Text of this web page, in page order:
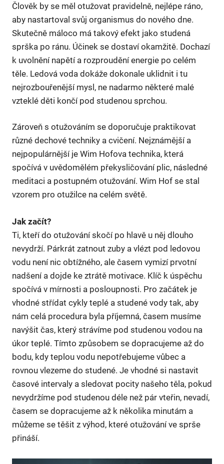
Člověk by se měl otužovat pravidelně, nejlépe ráno,
aby nastartoval svůj organismus do nového dne.
Skutečně máloco má takový efekt jako studená
sprška po ránu. Účinek se dostaví okamžitě. Dochazí
k uvolnění napětí a rozproudění energie po celém
těle. Ledová voda dokáže dokonale uklidnit i tu
nejrozbouřenější mysl, ne nadarmo některé malé
vzteklé děti končí pod studenou sprchou.
Zároveň s otužováním se doporučuje praktikovat
různé dechové techniky a cvičení. Nejznámější a
nejpopulárnější je Wim Hofova technika, která
spočívá v uvědomělém překysličování plic, následné
meditaci a postupném otužování. Wim Hof se stal
vzorem pro otužilce na celém světě.
Jak začít?
Ti, kteří do otužování skočí po hlavě u něj dlouho
nevydrží. Párkrát zatnout zuby a vlézt pod ledovou
vodu není nic obtížného, ale časem vymizí prvotní
nadšení a dojde ke ztrátě motivace. Klíč k úspěchu
spočívá v mírnosti a posloupnosti. Pro začátek je
vhodné střídat cykly teplé a studené vody tak, aby
nám celá procedura byla příjemná, časem musíme
navýšit čas, který strávíme pod studenou vodou na
úkor teplé. Tímto způsobem se dopracujeme až do
bodu, kdy teplou vodu nepotřebujeme vůbec a
rovnou vlezeme do studené. Je vhodné si nastavit
časové intervaly a sledovat pocity našeho těla, pokud
nevydržíme pod studenou déle než pár vteřin, nevadí,
časem se dopracujeme až k několika minutám a
můžeme se těšit z výhod, které otužování ve sprše
přináší.